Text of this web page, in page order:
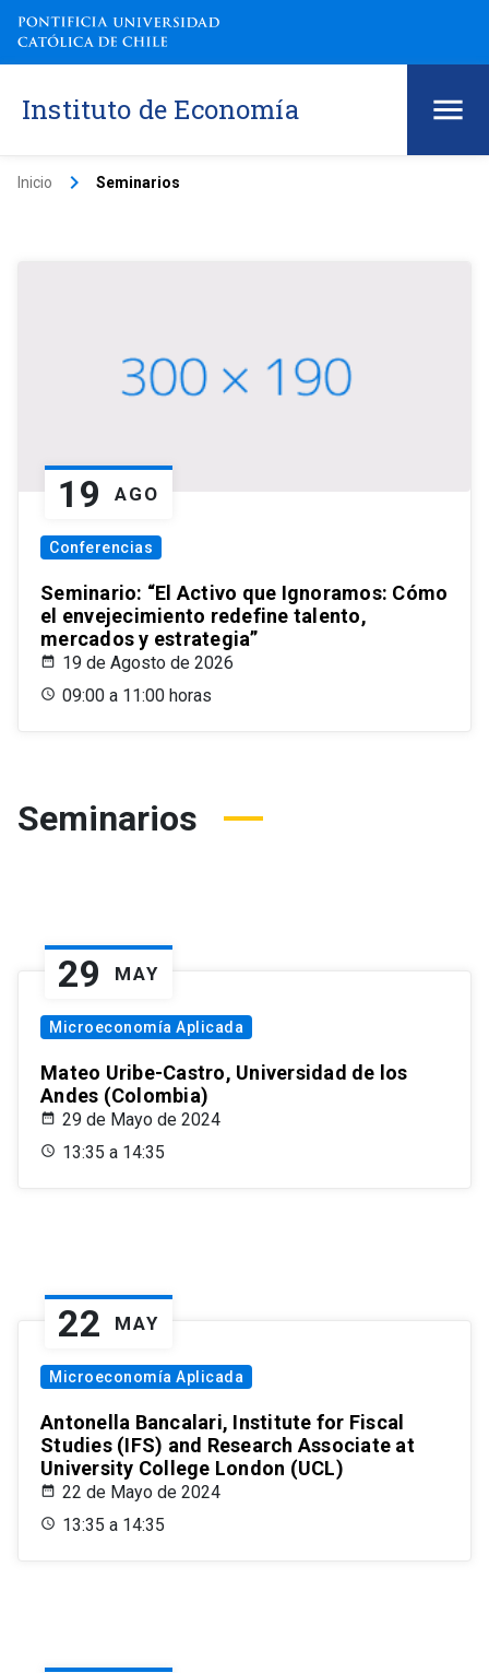
Instituto de Economía
Inicio keyboard_arrow_right Seminarios
19 AGO
Conferencias
Seminario: “El Activo que Ignoramos: Cómo
el envejecimiento redefine talento,
mercados y estrategia”
19 de Agosto de 2026
09:00 a 11:00 horas
Seminarios
29 MAY
Microeconomía Aplicada
Mateo Uribe-Castro, Universidad de los
Andes (Colombia)
29 de Mayo de 2024
13:35 a 14:35
22 MAY
Microeconomía Aplicada
Antonella Bancalari, Institute for Fiscal
Studies (IFS) and Research Associate at
University College London (UCL)
22 de Mayo de 2024
13:35 a 14:35